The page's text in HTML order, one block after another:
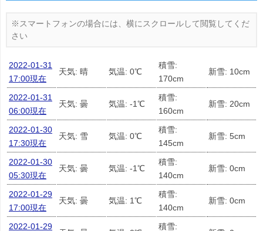
2022-01-31
17:00現在
天気: 晴 気温: 0℃
積雪:
170cm
新雪: 10cm
2022-01-31
06:00現在
天気: 曇 気温: -1℃
積雪:
160cm
新雪: 20cm
2022-01-30
17:30現在
天気: 雪 気温: 0℃
積雪:
145cm
新雪: 5cm
2022-01-30
05:30現在
天気: 曇 気温: -1℃
積雪:
140cm
新雪: 0cm
2022-01-29
17:00現在
天気: 曇 気温: 1℃
積雪:
140cm
新雪: 0cm
2022-01-29
積雪: